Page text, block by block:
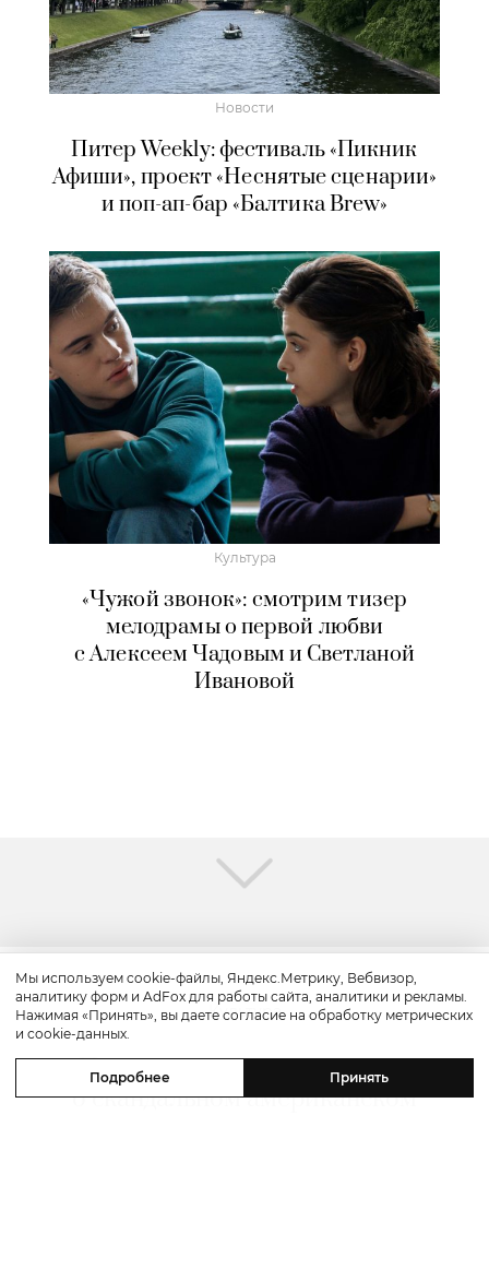
Новости
Питер Weekly: фестиваль «Пикник
Афиши», проект «Неснятые сценарии»
и поп-ап-бар «Балтика Brew»
Культура
«Чужой звонок»: смотрим тизер
мелодрамы о первой любви
с Алексеем Чадовым и Светланой
Ивановой
Культура
«Прайм-тайм»: трейлер драмы
о скандальном американском
Мы используем cookie-файлы, Яндекс.Метрику, Вебвизор,
аналитику форм и AdFox для работы сайта, аналитики и рекламы.
Нажимая «Принять», вы даете согласие на обработку метрических
и cookie-данных.
Подробнее Принять